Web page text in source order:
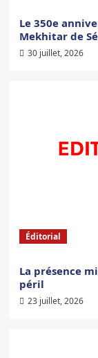
Le 350e
Mekhitar de
30 juillet, 2026
Éditorial
La présence
péril
23 juillet, 2026